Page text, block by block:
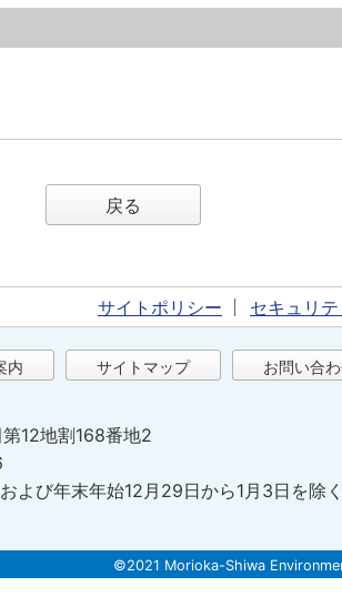
戻る
サイトポリシー セキュリ
内 サイトマップ お問い合
12地割168番地2
よび年末年始12月29日から1月3日を除く
©2021 Morioka-Shiwa